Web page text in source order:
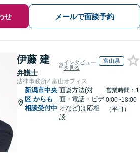
せ メールで面談予約
伊藤 建
弁護士
インタビュー
を見る
富山県
法律事務所Z 富山オフィス
新潟市中央
区 からも
相談受付中
面談方法(対
面・電話・ビデ
オなど)は応相
談
営業時間：1
0:00~18:00
（平日）